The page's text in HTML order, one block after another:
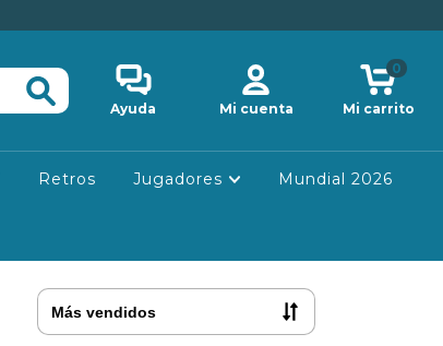
Ayuda Mi cuenta Mi carrito
0
Retros Jugadores Mundial 2026